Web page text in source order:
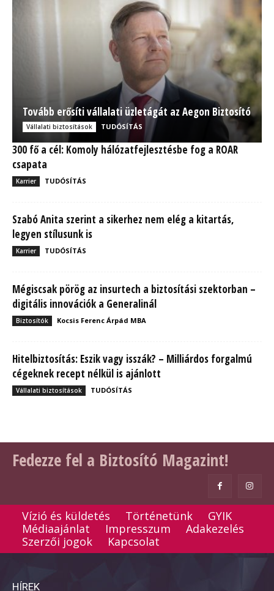
Tovább erősíti vállalati üzletágát az Aegon Biztosító
Vállalati biztosítások TUDÓSÍTÁS
300 fő a cél: Komoly hálózatfejlesztésbe fog a ROAR
csapata
Karrier TUDÓSÍTÁS
Szabó Anita szerint a sikerhez nem elég a kitartás,
legyen stílusunk is
Karrier TUDÓSÍTÁS
Mégiscsak pörög az insurtech a biztosítási szektorban –
digitális innovációk a Generalinál
Biztosítók Kocsis Ferenc Árpád MBA
Hitelbiztosítás: Eszik vagy isszák? – Milliárdos forgalmú
cégeknek recept nélkül is ajánlott
Vállalati biztosítások TUDÓSÍTÁS
Fedezze fel a Biztosító Magazint!
Vízió és küldetés Történetünk
GYIK
Médiaajánlat
Impresszum
Adakezelés
Szerzői jogok
Kapcsolat
HÍREK